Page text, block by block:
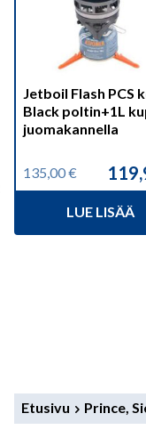
Jetboil Flash PCS
Black poltin+1L
juomakannella
135,00€
Alkuperäinen
hinta
135,00 €.
Nykyinen
hinta
119,90 €.
LUE LISÄÄ
Etusivu Prince,